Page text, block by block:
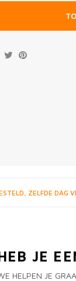
ZELFDE DAG
JE
HELPEN JE